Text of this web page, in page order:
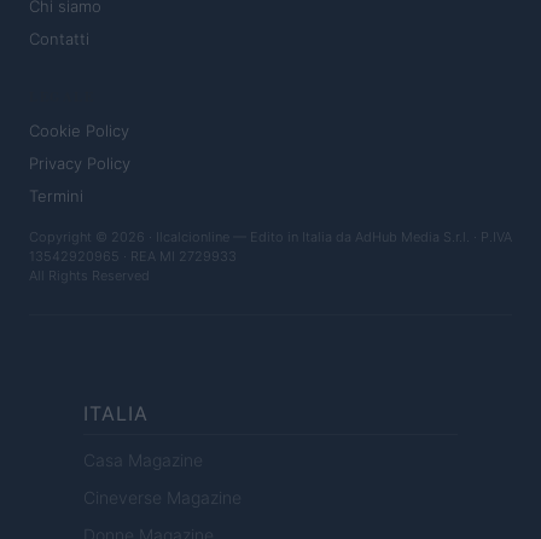
Chi siamo
Contatti
Cookie Policy
Privacy Policy
Termini
Copyright © 2026 · Ilcalcionline — Edito in Italia da AdHub Media S.r.l. · P.IVA
13542920965 · REA MI 2729933
All Rights Reserved
ITALIA
Casa Magazine
Cineverse Magazine